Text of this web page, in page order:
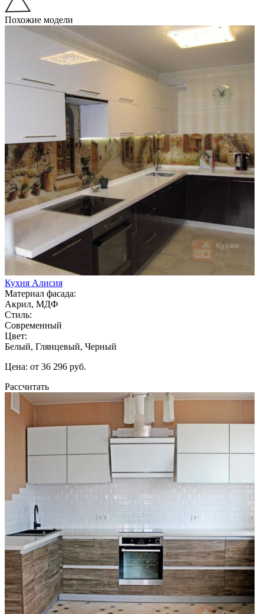
Похожие модели
Кухня Алисия
Материал фасада:
Акрил, МДФ
Стиль:
Современный
Цвет:
Белый, Глянцевый, Черный
Цена: от 36 296 руб.
Рассчитать